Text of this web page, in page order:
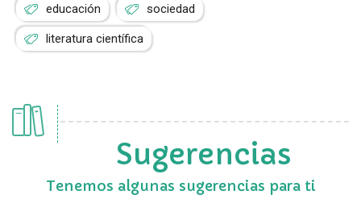
educación sociedad
literatura científica
Sugerencias
Tenemos algunas sugerencias para ti